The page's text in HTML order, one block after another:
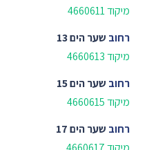
מיקוד 4660611
רחוב שער הים 13
מיקוד 4660613
רחוב שער הים 15
מיקוד 4660615
רחוב שער הים 17